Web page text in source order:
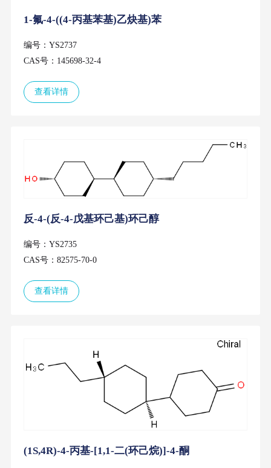
1-氟-4-((4-丙基苯基)乙炔基)苯
编号：YS2737
CAS号：145698-32-4
查看详情
反-4-(反-4-戊基环己基)环己醇
编号：YS2735
CAS号：82575-70-0
查看详情
(1S,4R)-4-丙基-[1,1-二(环己烷)]-4-酮